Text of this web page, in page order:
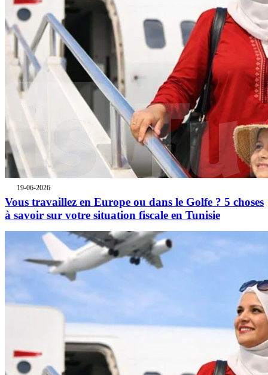
19-06-2026
Vous travaillez en Europe ou dans le Golfe ? 5 choses
à savoir sur votre situation fiscale en Tunisie